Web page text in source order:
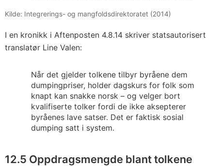
Kilde: Integrerings- og mangfoldsdirektoratet (2014)
I en kronikk i Aftenposten 4.8.14 skriver statsautorisert
translatør Line Valen:
Når det gjelder tolkene tilbyr byråene dem
dumpingpriser, holder dagskurs for folk som
knapt kan snakke norsk – og velger bort
kvalifiserte tolker fordi de ikke aksepterer
byråenes lave satser. Det er faktisk sosial
dumping satt i system.
12.5 Oppdragsmengde blant tolkene